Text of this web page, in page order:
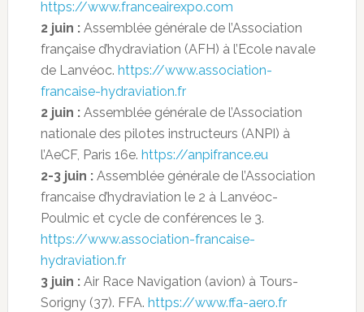
https://www.franceairexpo.com
2 juin :Assemblée générale de l’Association
française d’hydraviation (AFH) à l’Ecole navale
de Lanvéoc. https://www.association-
francaise-hydraviation.fr
2 juin : Assemblée générale de l’Association
nationale des pilotes instructeurs (ANPI) à
l’AeCF, Paris 16e. https://anpifrance.eu
2-3 juin :Assemblée générale de l’Association
francaise d’hydraviation le 2 à Lanvéoc-
Poulmic et cycle de conférences le 3.
https://www.association-francaise-
hydraviation.fr
3 juin :Air Race Navigation (avion) à Tours-
Sorigny (37). FFA. https://www.ffa-aero.fr